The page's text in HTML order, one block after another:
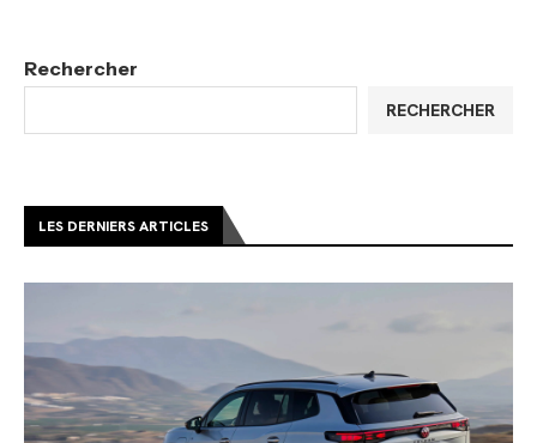
Rechercher
RECHERCHER
LES DERNIERS ARTICLES